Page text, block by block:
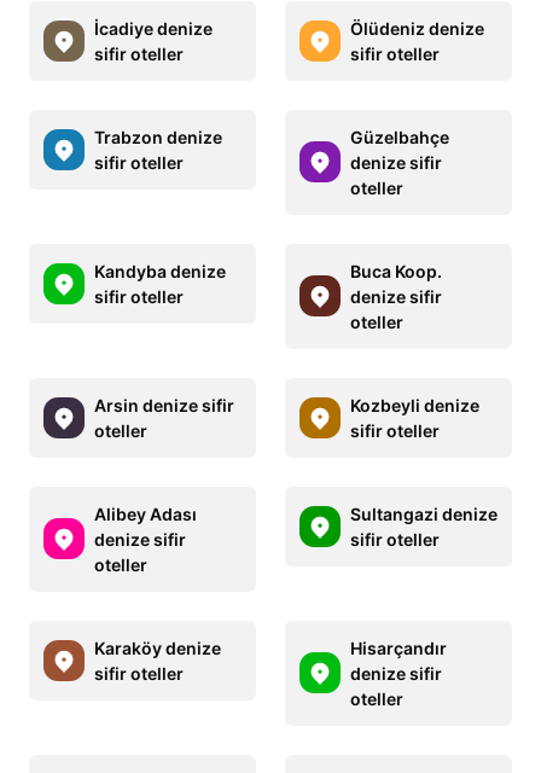
İcadiye denize
sifir oteller
Ölüdeniz denize
sifir oteller
Trabzon denize
sifir oteller
Güzelbahçe
denize sifir
oteller
Kandyba denize
sifir oteller
Buca Koop.
denize sifir
oteller
Arsin denize sifir
oteller
Kozbeyli denize
sifir oteller
Alibey Adası
denize sifir
oteller
Sultangazi denize
sifir oteller
Karaköy denize
sifir oteller
Hisarçandır
denize sifir
oteller